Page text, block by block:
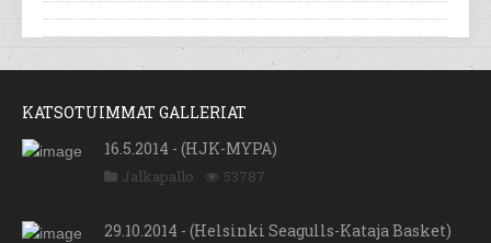
KATSOTUIMMAT GALLERIAT
16.5.2014 - (HJK-MYPA)
Jalkapallo 53787
29.10.2014 - (Helsinki Seagulls-Kataja Basket)